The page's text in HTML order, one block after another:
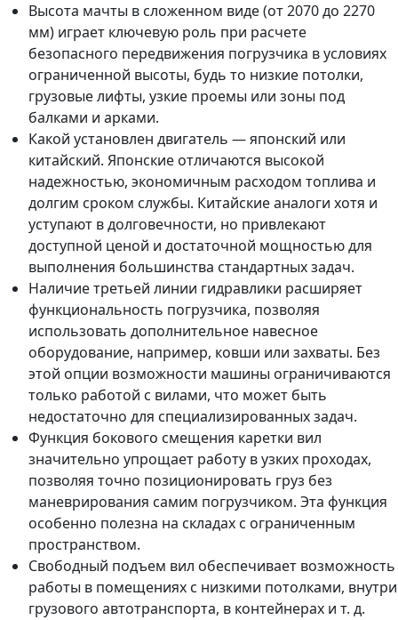
Высота мачты в сложенном виде (от 2070 до 2270
мм) играет ключевую роль при расчете
безопасного передвижения погрузчика в условиях
ограниченной высоты, будь то низкие потолки,
грузовые лифты, узкие проемы или зоны под
балками и арками.
Какой установлен двигатель — японский или
китайский. Японские отличаются высокой
надежностью, экономичным расходом топлива и
долгим сроком службы. Китайские аналоги хотя и
уступают в долговечности, но привлекают
доступной ценой и достаточной мощностью для
выполнения большинства стандартных задач.
Наличие третьей линии гидравлики расширяет
функциональность погрузчика, позволяя
использовать дополнительное навесное
оборудование, например, ковши или захваты. Без
этой опции возможности машины ограничиваются
только работой с вилами, что может быть
недостаточно для специализированных задач.
Функция бокового смещения каретки вил
значительно упрощает работу в узких проходах,
позволяя точно позиционировать груз без
маневрирования самим погрузчиком. Эта функция
особенно полезна на складах с ограниченным
пространством.
Свободный подъем вил обеспечивает возможность
работы в помещениях с низкими потолками, внутри
грузового автотранспорта, в контейнерах и т. д.